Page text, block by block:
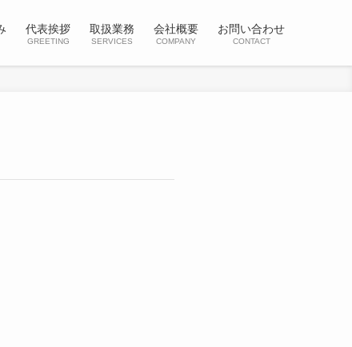
代表挨拶
GREETING
取扱業務
SERVICES
会社概要
COMPANY
お問い合わせ
CONTACT